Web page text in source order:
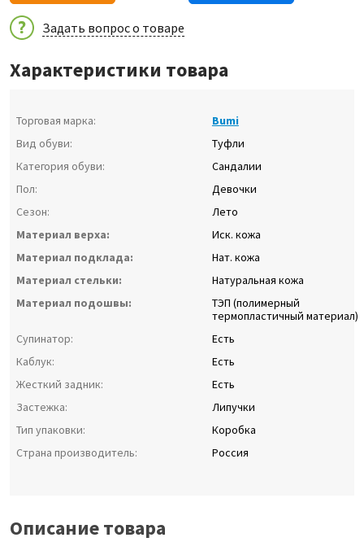
Задать вопрос о товаре
Характеристики товара
Торговая марка:
Bumi
Вид обуви:
Туфли
Категория обуви:
Сандалии
Пол:
Девочки
Сезон:
Лето
Материал верха:
Иск. кожа
Материал подклада:
Нат. кожа
Материал стельки:
Натуральная кожа
Материал подошвы:
ТЭП (полимерный
термопластичный материал)
Супинатор:
Есть
Каблук:
Есть
Жесткий задник:
Есть
Застежка:
Липучки
Тип упаковки:
Коробка
Страна производитель:
Россия
Описание товара